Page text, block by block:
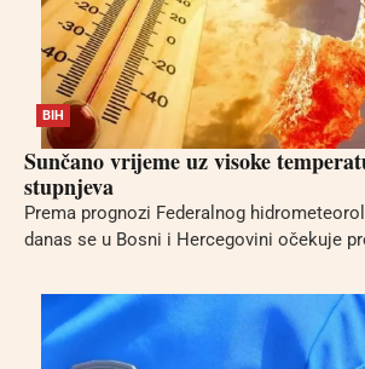
BIH
Sunčano vrijeme uz visoke
stupnjeva
Prema prognozi Federalnog
danas se u Bosni i Hercegovini očekuje